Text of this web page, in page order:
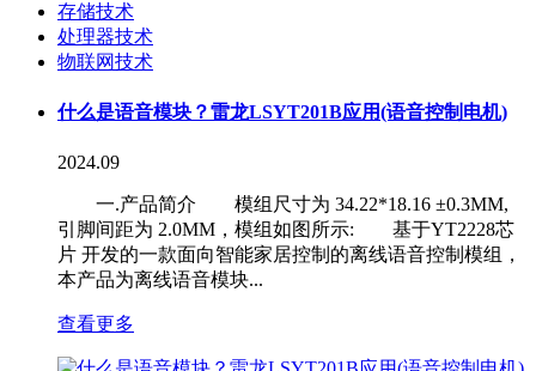
存储技术
处理器技术
物联网技术
什么是语音模块？雷龙LSYT201B应用(语音控制电机)
2024.09
一.产品简介 模组尺寸为 34.22*18.16 ±0.3MM,
引脚间距为 2.0MM，模组如图所示: 基于YT2228芯
片 开发的一款面向智能家居控制的离线语音控制模组，
本产品为离线语音模块...
查看更多